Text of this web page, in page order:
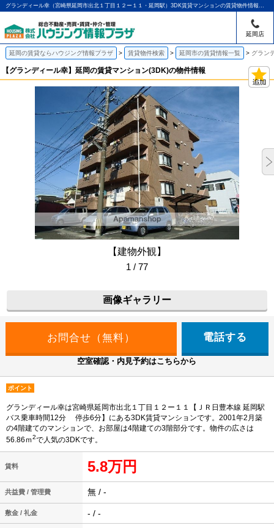
グランディール幸（宮崎県延岡市出北１丁目１２ー１１・延岡駅）3DK賃貸マンションの賃貸物件情報｜アパマンショップ延岡店｜ハウジング情報プラザ
延岡店
延岡の賃貸ならハウジング情報プラザ 賃貸物件検索 延岡市の賃貸情報一覧 グラン
【グランディール幸】延岡の賃貸マンション(3DK)の物件情報
【建物外観】
1 / 77
画像ギャラリー
電話する
空室確認・内見予約はこちらから
ポイント
グランディール幸は宮崎県延岡市出北１丁目１２ー１１【ＪＲ日豊本線 延岡駅
バス乗車時間12分 停歩6分】にある3DK賃貸マンションです。2001年2月築
の4階建てのマンションで、お部屋は4階建ての3階部分です。物件の広さは
56.86ｍ2で人気の3DKです。
賃料 5.8万円
共益費 / 管理費 無 / -
敷金 / 礼金 - / -